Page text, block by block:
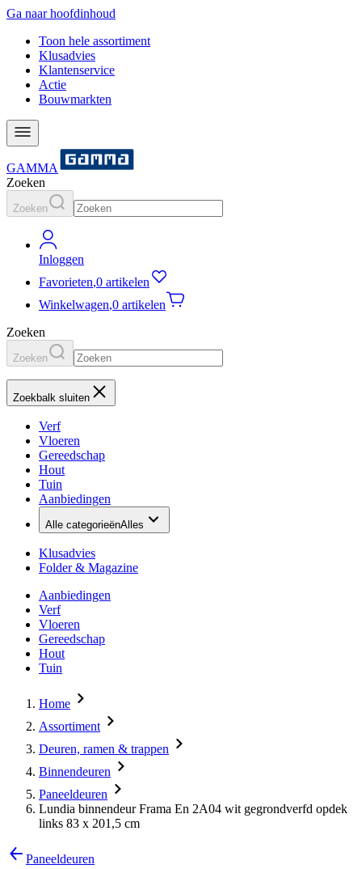
Ga naar hoofdinhoud
Toon hele assortiment
Klusadvies
Klantenservice
Actie
Bouwmarkten
GAMMA
Zoeken
Zoeken
Inloggen
Favorieten,0 artikelen
Winkelwagen,0 artikelen
Zoeken
Zoeken
Zoekbalk sluiten
Verf
Vloeren
Gereedschap
Hout
Tuin
Aanbiedingen
Alle categorieënAlles
Klusadvies
Folder & Magazine
Aanbiedingen
Verf
Vloeren
Gereedschap
Hout
Tuin
Home
Assortiment
Deuren, ramen & trappen
Binnendeuren
Paneeldeuren
Lundia binnendeur Frama En 2A04 wit gegrondverfd opdek
links 83 x 201,5 cm
Paneeldeuren